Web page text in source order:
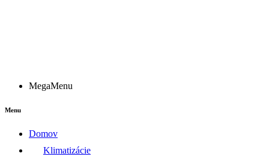
MegaMenu
Menu
Domov
Klimatizácie